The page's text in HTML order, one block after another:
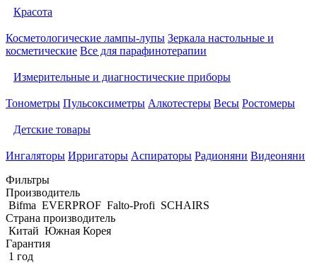
Красота
Косметологические лампы-лупы Зеркала настольные и
косметические Все для парафинотерапии
Измерительные и диагностические приборы
Тонометры Пульсоксиметры Алкотестеры Весы Ростомеры
Детские товары
Ингаляторы Ирригаторы Аспираторы Радионяни Видеоняни
Фильтры
Производитель
Bifma EVERPROF Falto-Profi SCHAIRS
Страна производитель
Китай Южная Корея
Гарантия
1 год